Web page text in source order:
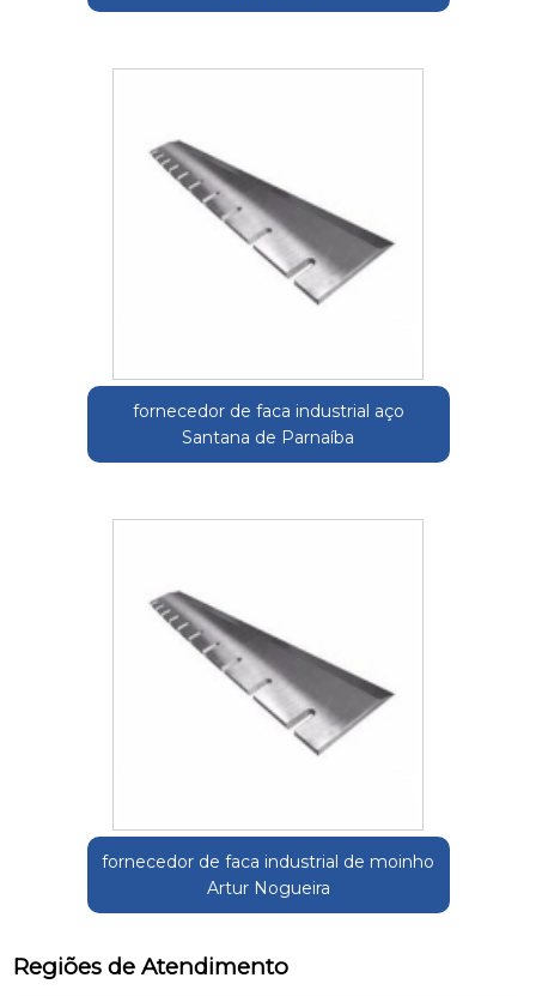
fornecedor de faca industrial aço
Santana de Parnaíba
fornecedor de faca industrial de moinho
Artur Nogueira
Regiões de Atendimento